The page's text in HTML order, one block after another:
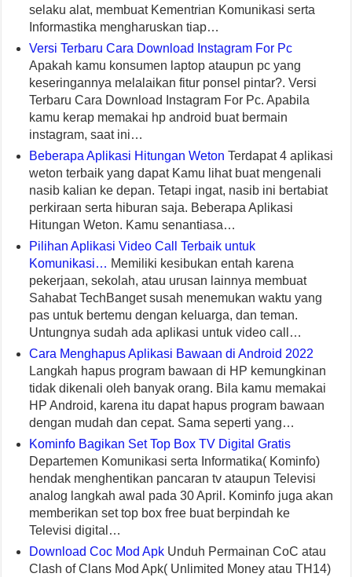
selaku alat, membuat Kementrian Komunikasi serta
Informastika mengharuskan tiap…
Versi Terbaru Cara Download Instagram For Pc
Apakah kamu konsumen laptop ataupun pc yang
keseringannya melalaikan fitur ponsel pintar?. Versi
Terbaru Cara Download Instagram For Pc. Apabila
kamu kerap memakai hp android buat bermain
instagram, saat ini…
Beberapa Aplikasi Hitungan Weton Terdapat 4 aplikasi
weton terbaik yang dapat Kamu lihat buat mengenali
nasib kalian ke depan. Tetapi ingat, nasib ini bertabiat
perkiraan serta hiburan saja. Beberapa Aplikasi
Hitungan Weton. Kamu senantiasa…
Pilihan Aplikasi Video Call Terbaik untuk
Komunikasi… Memiliki kesibukan entah karena
pekerjaan, sekolah, atau urusan lainnya membuat
Sahabat TechBanget susah menemukan waktu yang
pas untuk bertemu dengan keluarga, dan teman.
Untungnya sudah ada aplikasi untuk video call…
Cara Menghapus Aplikasi Bawaan di Android 2022
Langkah hapus program bawaan di HP kemungkinan
tidak dikenali oleh banyak orang. Bila kamu memakai
HP Android, karena itu dapat hapus program bawaan
dengan mudah dan cepat. Sama seperti yang…
Kominfo Bagikan Set Top Box TV Digital Gratis
Departemen Komunikasi serta Informatika( Kominfo)
hendak menghentikan pancaran tv ataupun Televisi
analog langkah awal pada 30 April. Kominfo juga akan
memberikan set top box free buat berpindah ke
Televisi digital…
Download Coc Mod Apk Unduh Permainan CoC atau
Clash of Clans Mod Apk( Unlimited Money atau TH14)